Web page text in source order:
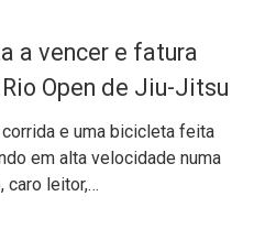
a vencer e fatura
Open de Jiu-Jitsu
e uma bicicleta feita
em alta velocidade numa
caro leitor,…